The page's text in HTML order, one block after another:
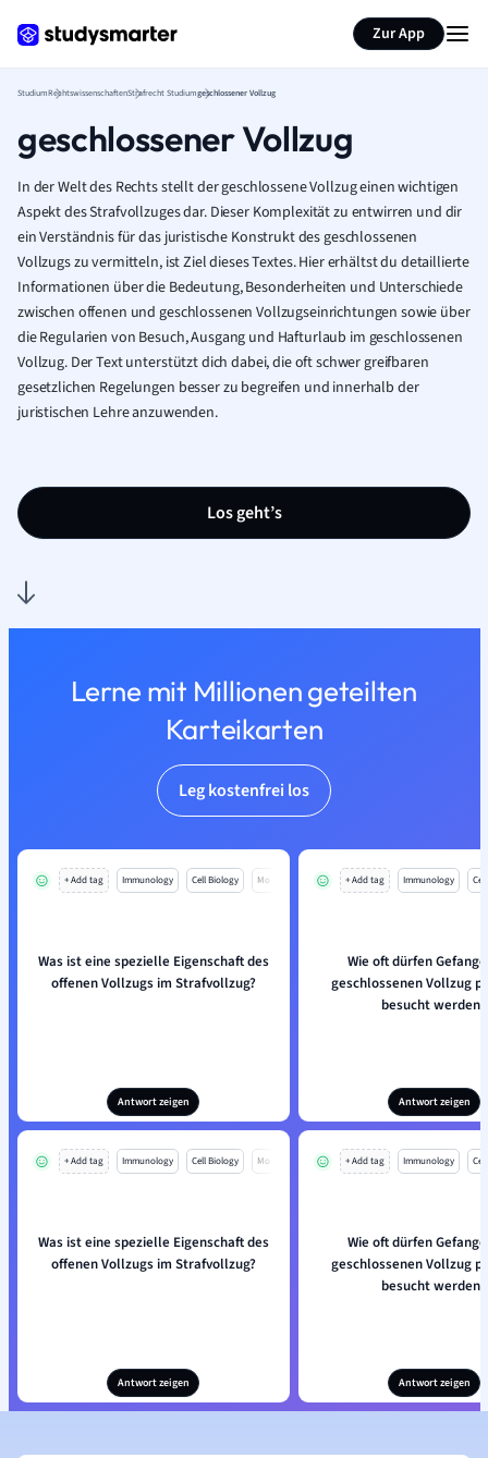
Zur App
StudiumRechtswissenschaftenStrafrecht Studiumgeschlossener Vollzug
geschlossener Vollzug
In der Welt des Rechts stellt der geschlossene Vollzug einen wichtigen
Aspekt des Strafvollzuges dar. Dieser Komplexität zu entwirren und dir
ein Verständnis für das juristische Konstrukt des geschlossenen
Vollzugs zu vermitteln, ist Ziel dieses Textes. Hier erhältst du detaillierte
Informationen über die Bedeutung, Besonderheiten und Unterschiede
zwischen offenen und geschlossenen Vollzugseinrichtungen sowie über
die Regularien von Besuch, Ausgang und Hafturlaub im geschlossenen
Vollzug. Der Text unterstützt dich dabei, die oft schwer greifbaren
gesetzlichen Regelungen besser zu begreifen und innerhalb der
juristischen Lehre anzuwenden.
Los geht’s
Lerne mit Millionen geteilten
Karteikarten
Leg kostenfrei los
+ Add tag Immunology Cell Biology Mo
Was ist eine spezielle Eigenschaft des
offenen Vollzugs im Strafvollzug?
Antwort zeigen
+ Add tag Immunology
Wie oft dürfen
geschlossenen Vollzug
besucht werden?
Antwort zeigen
+ Add tag Immunology Cell Biology Mo
Was ist eine spezielle Eigenschaft des
offenen Vollzugs im Strafvollzug?
Antwort zeigen
+ Add tag Immunology
Wie oft dürfen
geschlossenen Vollzug
besucht werden?
Antwort zeigen